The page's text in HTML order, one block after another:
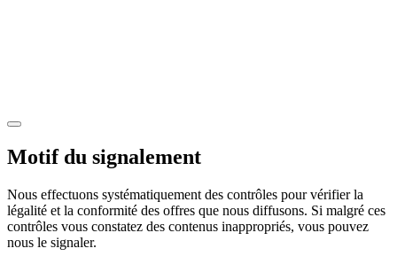
Motif du signalement
Nous effectuons systématiquement des contrôles pour vérifier la
légalité et la conformité des offres que nous diffusons. Si malgré ces
contrôles vous constatez des contenus inappropriés, vous pouvez
nous le signaler.